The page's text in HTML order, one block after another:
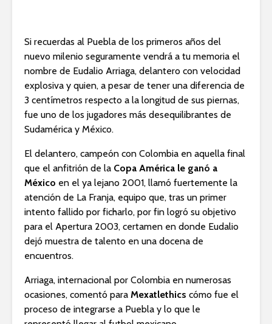
Si recuerdas al Puebla de los primeros años del
nuevo milenio seguramente vendrá a tu memoria el
nombre de Eudalio Arriaga, delantero con velocidad
explosiva y quien, a pesar de tener una diferencia de
3 centímetros respecto a la longitud de sus piernas,
fue uno de los jugadores más desequilibrantes de
Sudamérica y México.
El delantero, campeón con Colombia en aquella final
que el anfitrión de la Copa América le ganó a
México en el ya lejano 2001, llamó fuertemente la
atención de La Franja, equipo que, tras un primer
intento fallido por ficharlo, por fin logró su objetivo
para el Apertura 2003, certamen en donde Eudalio
dejó muestra de talento en una docena de
encuentros.
Arriaga, internacional por Colombia en numerosas
ocasiones, comentó para Mexatlethics cómo fue el
proceso de integrarse a Puebla y lo que le